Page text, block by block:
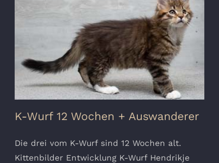
K-Wurf 12 Wochen + Auswanderer
Die drei vom K-Wurf sind 12 Wochen alt.
Kittenbilder Entwicklung K-Wurf Hendrikje